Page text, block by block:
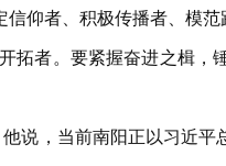
仰者、积极传播者、模
开拓者。要紧握奋进之楫
他说，当前南阳正以习近